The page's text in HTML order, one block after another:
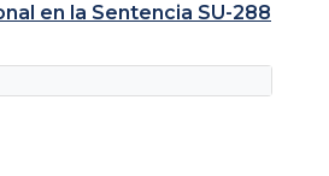
en la Sentencia SU-288